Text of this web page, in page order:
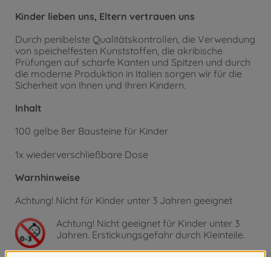
Kinder lieben uns, Eltern vertrauen uns
Durch penibelste Qualitätskontrollen, die Verwendung
von speichelfesten Kunststoffen, die akribische
Prüfungen auf scharfe Kanten und Spitzen und durch
die moderne Produktion in Italien sorgen wir für die
Sicherheit von Ihnen und Ihren Kindern.
Inhalt
100 gelbe 8er Bausteine für Kinder
1x wiederverschließbare Dose
Warnhinweise
Achtung! Nicht für Kinder unter 3 Jahren geeignet
Achtung! Nicht geeignet für Kinder unter 3
Jahren. Erstickungsgefahr durch Kleinteile.